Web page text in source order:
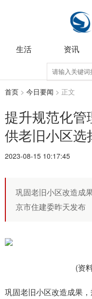
生活 资讯
首页 > 今日要闻 > 正文
提升规范化
供老旧小区选
2023-08-15 10:17:45
巩固老旧小区改造成
京市住建委昨天发布
(资
巩固老旧小区改造成果